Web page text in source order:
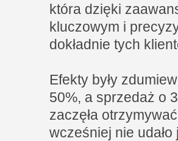
która dzięki
kluczowym i
dokładnie tych
Efekty były
50%, a sprzedaż o
zaczęła
wcześniej nie